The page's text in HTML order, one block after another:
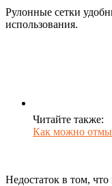
Рулонные сетки
использования.
Читайте также:
Как можно
Недостаток в том,